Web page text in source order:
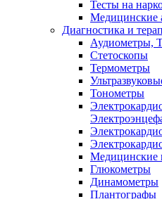
Тесты на
Медицинские
Диагностика и
Аудиометры,
Стетоскопы
Термометры
Тонометры
Медицинские
Глюкометры
Динамометры
Плантографы